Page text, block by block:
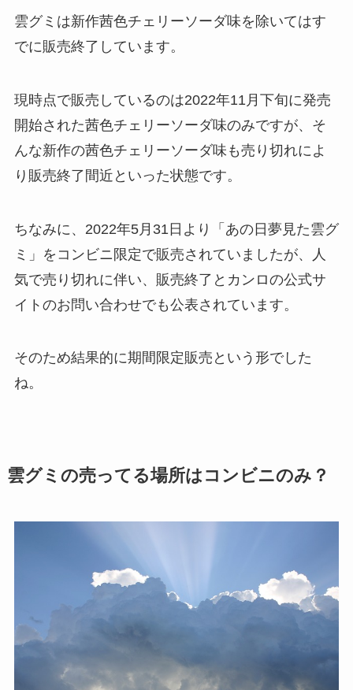
雲グミは新作茜色チェリーソーダ味を除いてはす
でに販売終了しています。
現時点で販売しているのは2022年11月下旬に発売
開始された茜色チェリーソーダ味のみですが、そ
んな新作の茜色チェリーソーダ味も売り切れによ
り販売終了間近といった状態です。
ちなみに、2022年5月31日より「あの日夢見た雲グ
ミ」をコンビニ限定で販売されていましたが、人
気で売り切れに伴い、販売終了とカンロの公式サ
イトのお問い合わせでも公表されています。
そのため結果的に期間限定販売という形でした
ね。
雲グミの売ってる場所はコンビニのみ？